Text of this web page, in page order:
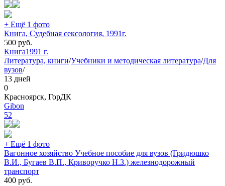
+ Ещё 1 фото
Книга, Судебная сексология, 1991г.
500 руб.
Книга1991 г.
Литература, книги/Учебники и методическая литература/Для
вузов/
13 дней
0
Красноярск, ГорДК
Gibon
52
+ Ещё 1 фото
Вагонное хозяйство Учебное пособие для вузов (Гридюшко
В.И., Бугаев В.П., Криворучко Н.З.) железнодорожный
транспорт
400 руб.